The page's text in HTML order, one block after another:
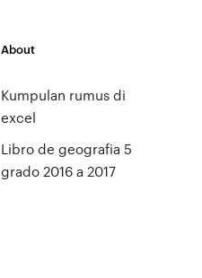
About
Kumpulan rumus di
excel
Libro de geografia 5
grado 2016 a 2017